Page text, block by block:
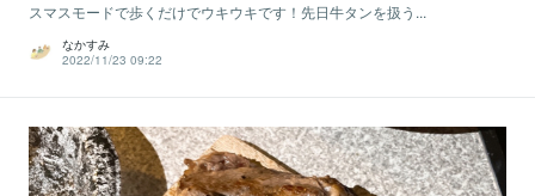
スマスモードで歩くだけでウキウキです！先日牛タンを扱う...
なかすみ
2022/11/23 09:22